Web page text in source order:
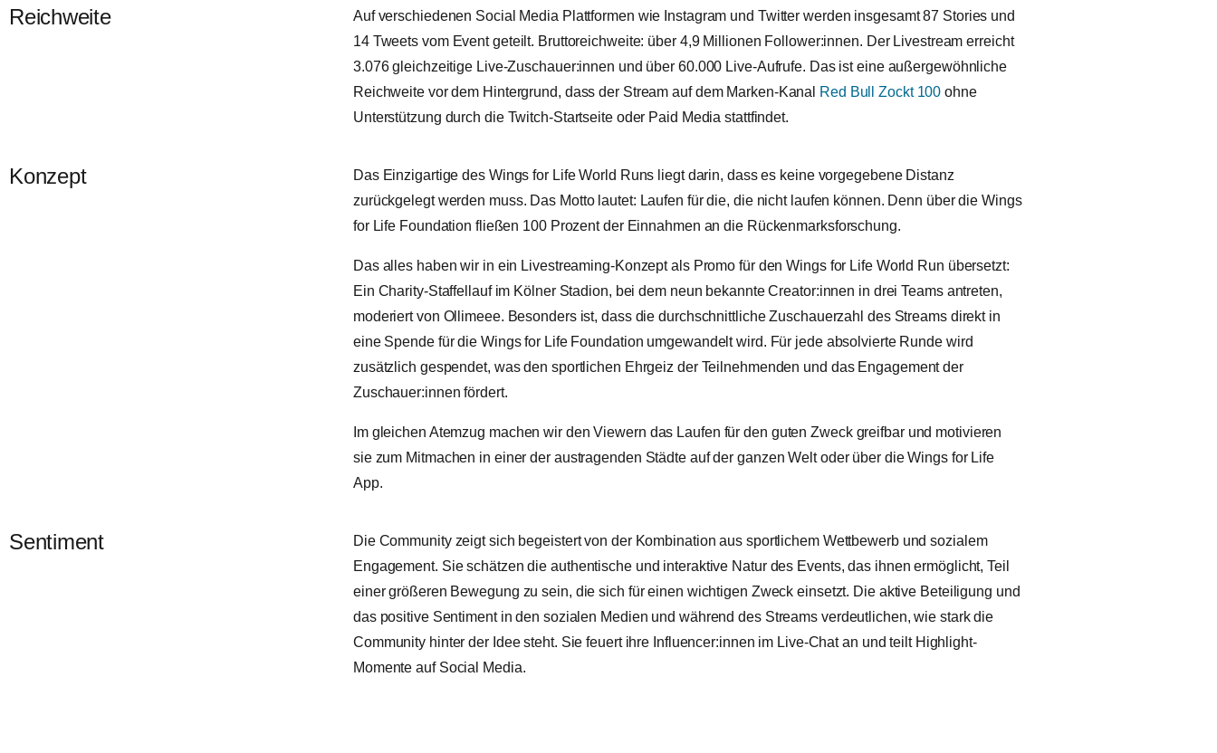
Reichweite
Auf verschiedenen Social Media Plattformen wie Instagram und Twitter werden insgesamt 87 Stories und
14 Tweets vom Event geteilt. Bruttoreichweite: über 4,9 Millionen Follower:innen. Der Livestream erreicht
3.076 gleichzeitige Live-Zuschauer:innen und über 60.000 Live-Aufrufe. Das ist eine außergewöhnliche
Reichweite vor dem Hintergrund, dass der Stream auf dem Marken-Kanal Red Bull Zockt 100 ohne
Unterstützung durch die Twitch-Startseite oder Paid Media stattfindet.
Konzept
Das Einzigartige des Wings for Life World Runs liegt darin, dass es keine vorgegebene Distanz
zurückgelegt werden muss. Das Motto lautet: Laufen für die, die nicht laufen können. Denn über die Wings
for Life Foundation fließen 100 Prozent der Einnahmen an die Rückenmarksforschung.
Das alles haben wir in ein Livestreaming-Konzept als Promo für den Wings for Life World Run übersetzt:
Ein Charity-Staffellauf im Kölner Stadion, bei dem neun bekannte Creator:innen in drei Teams antreten,
moderiert von Ollimeee. Besonders ist, dass die durchschnittliche Zuschauerzahl des Streams direkt in
eine Spende für die Wings for Life Foundation umgewandelt wird. Für jede absolvierte Runde wird
zusätzlich gespendet, was den sportlichen Ehrgeiz der Teilnehmenden und das Engagement der
Zuschauer:innen fördert.
Im gleichen Atemzug machen wir den Viewern das Laufen für den guten Zweck greifbar und motivieren
sie zum Mitmachen in einer der austragenden Städte auf der ganzen Welt oder über die Wings for Life
App.
Sentiment
Die Community zeigt sich begeistert von der Kombination aus sportlichem Wettbewerb und sozialem
Engagement. Sie schätzen die authentische und interaktive Natur des Events, das ihnen ermöglicht, Teil
einer größeren Bewegung zu sein, die sich für einen wichtigen Zweck einsetzt. Die aktive Beteiligung und
das positive Sentiment in den sozialen Medien und während des Streams verdeutlichen, wie stark die
Community hinter der Idee steht. Sie feuert ihre Influencer:innen im Live-Chat an und teilt Highlight-
Momente auf Social Media.